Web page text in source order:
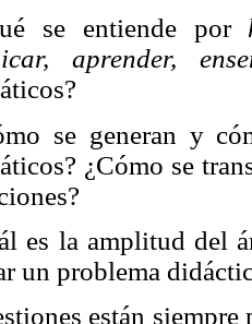
se entiende por
aprender,
se generan y
¿Cómo se
es la amplitud del
un problema
están